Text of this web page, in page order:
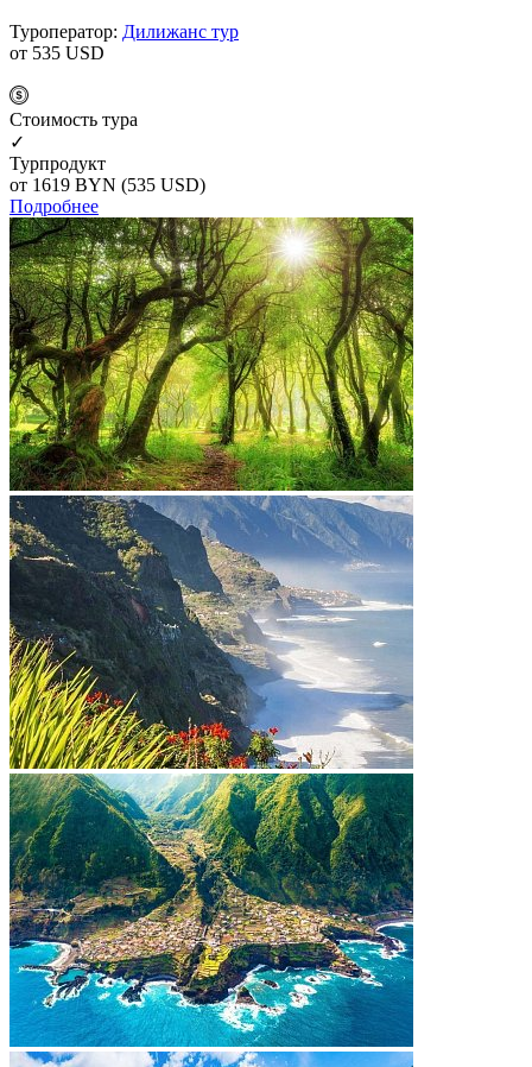
Туроператор: Дилижанс тур
от 535 USD
Cтоимость тура
✓
Турпродукт
от 1619 BYN (535 USD)
Подробнее